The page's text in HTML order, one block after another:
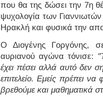
που θα της δώσει την 7η
ψυχολογία των
Ηρακλή και φυσικά την
Ο Διογένης Γοργόνης,
αυριανού αγώνα τόνισε:
έχει πέσει αλλά αυτό δεν
επιτελείο. Εμείς πρέπει
βρεθούμε και μαθηματικά